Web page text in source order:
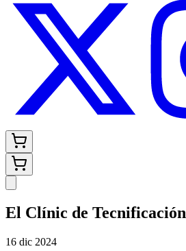
El Clínic de
16 dic 2024